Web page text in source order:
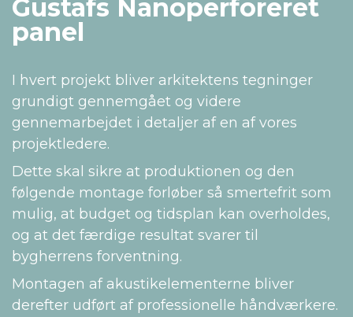
Gustafs Nanoperforeret
panel
I hvert projekt bliver arkitektens tegninger
grundigt gennemgået og videre
gennemarbejdet i detaljer af en af vores
projektledere.
Dette skal sikre at produktionen og den
følgende montage forløber så smertefrit som
mulig, at budget og tidsplan kan overholdes,
og at det færdige resultat svarer til
bygherrens forventning.
Montagen af akustikelementerne bliver
derefter udført af professionelle håndværkere.